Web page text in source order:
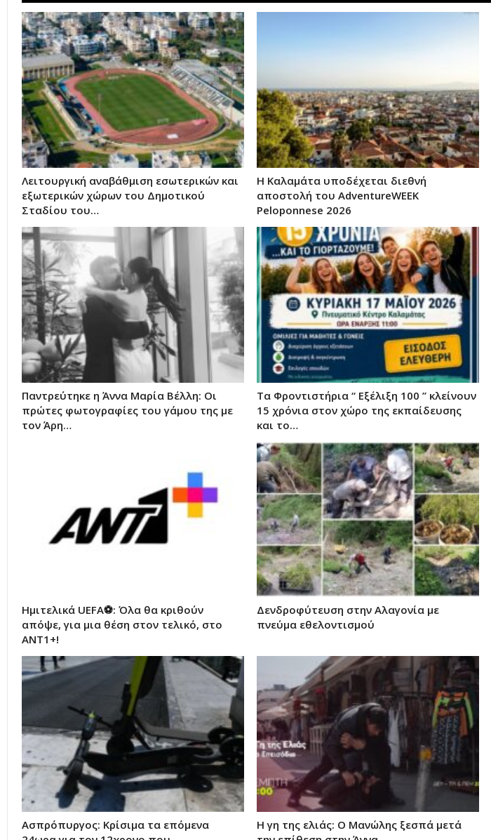
Λειτουργική αναβάθμιση εσωτερικών και
εξωτερικών χώρων του Δημοτικού
Σταδίου του…
Η Καλαμάτα υποδέχεται διεθνή
αποστολή του AdventureWEEK
Peloponnese 2026
Παντρεύτηκε η Άννα Μαρία Βέλλη: Οι
πρώτες φωτογραφίες του γάμου της με
τον Άρη…
Τα Φροντιστήρια “ Εξέλιξη 100 ” κλείνουν
15 χρόνια στον χώρο της εκπαίδευσης
και το…
Ημιτελικά UEFA⚽: Όλα θα κριθούν
απόψε, για μια θέση στον τελικό, στο
ΑΝΤ1+!
Δενδροφύτευση στην Αλαγονία με
πνεύμα εθελοντισμού
Ασπρόπυργος: Κρίσιμα τα επόμενα
Η γη της ελιάς: Ο Μανώλης ξεσπά μετά